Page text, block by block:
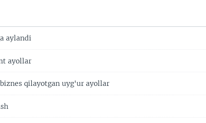
aylandi
ayollar
qilayotgan uyg'ur ayollar